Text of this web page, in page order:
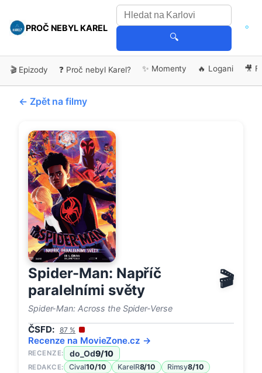
PROČ NEBYL KAREL
🔍
🎬 Epizody ❓ Proč nebyl Karel? ✨ Momenty 🔥 Logani 🎥
← Zpět na filmy
Spider-Man: Napříč
paralelními světy
🎬
Spider-Man: Across the Spider-Verse
ČSFD: 87 %
Recenze na MovieZone.cz →
RECENZE: do_Od9/10
REDAKCE: Cival10/10 KarelR8/10 Rimsy8/10